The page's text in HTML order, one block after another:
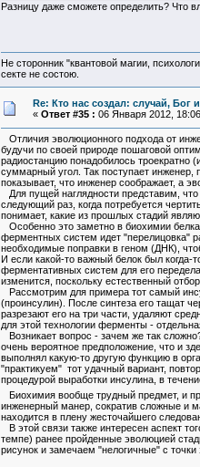
Разницу даже сможете определить? Что
Не сторонник "квантовой магии,
секте не состою.
Re: Кто нас создал: случай, Бог
« Ответ #35 : 06 Января 2012,
Отличия эволюционного подхода от
будучи по своей природе пошаговой
радиостанцию понадобилось троекратно
суммарный угол. Так поступает инженер,
показывает, что инженер соображает, а
Для пущей наглядности представим, что
следующий раз, когда потребуется
понимает, какие из прошлых стадий
Особенно это заметно в биохимии
ферментных систем идет "перелицовка"
необходимые поправки в геном (ДНК),
И если какой-то важный белок был
ферментативных систем для его
изменится, поскольку естественный
Рассмотрим для примера тот самый
(проинсулин). После синтеза его тащат
разрезают его на три части, удаляют
для этой технологии ферменты -
Возникает вопрос - зачем же так
очень вероятное предположение, что и
выполнял какую-то другую функцию в
"практикуем" тот удачный вариант,
процедурой выработки инсулина, в
Биохимия вообще трудный предмет, и
инженерный манер, сократив сложные и
находится в плену жесточайшего
В этой связи также интересен аспект
темпе) ранее пройденные эволюцией
рисунок и замечаем "нелогичные" с